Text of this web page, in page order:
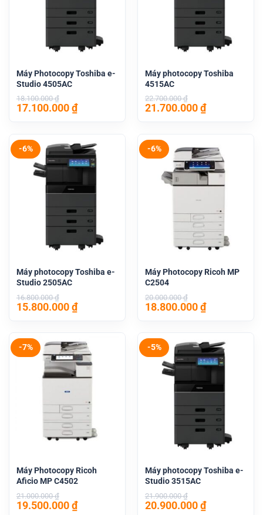
Máy Photocopy Toshiba e-
Studio 4505AC
18.100.000₫
Giá
18.100.000 ₫.
17.100.000₫Giá
hiện
17.100.000 ₫.
Máy photocopy Toshiba
4515AC
22.700.000₫
Giá
22.700.000 ₫.
21.700.000₫Giá
hiện
21.700.000
-6%
Máy photocopy Toshiba e-
Studio 2505AC
16.800.000₫
Giá
16.800.000 ₫.
15.800.000₫Giá
hiện
15.800.000 ₫.
-6%
Máy Photocopy Ricoh MP
C2504
20.000.000₫
Giá
20.000.000 ₫.
18.800.000₫Giá
hiện
18.800.000
-7%
Máy Photocopy Ricoh
Aficio MP C4502
21.000.000₫
Giá
19.500.000₫Giá
-5%
Máy photocopy Toshiba e-
Studio 3515AC
21.900.000₫
Giá
20.900.000₫Giá